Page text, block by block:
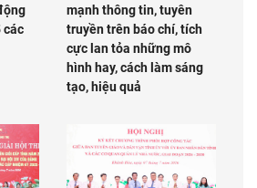
các
mạnh thông tin, tuyên
truyền trên báo chí, tích
cực lan tỏa những mô
hình hay, cách làm sáng
tạo, hiệu quả